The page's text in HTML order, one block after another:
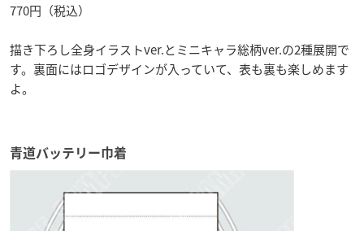
770円（税込）
描き下ろし全身イラストver.とミニキャラ総柄ver.の2種展開で
す。裏面にはロゴデザインが入っていて、表も裏も楽しめます
よ。
青道バッテリー巾着